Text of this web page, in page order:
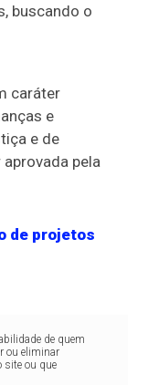
buscando o
caráter
e
e de
pela
de projetos
de quem
ou eliminar
site ou que